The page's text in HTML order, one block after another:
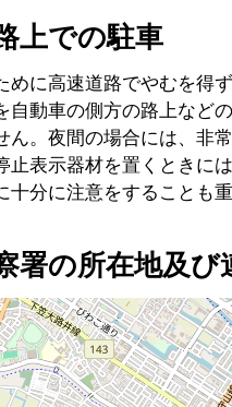
上での駐車
めに高速道路でやむを得
自動車の側方の路上など
ん。夜間の場合には、非
止表示器材を置くときに
十分に注意をすることも
署の所在地及び